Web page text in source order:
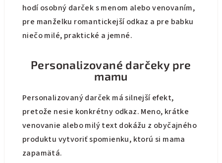
hodí osobný darček s menom alebo venovaním,
pre manželku romantickejší odkaz a pre babku
niečo milé, praktické a jemné.
Personalizované darčeky pre
mamu
Personalizovaný darček má silnejší efekt,
pretože nesie konkrétny odkaz. Meno, krátke
venovanie alebo milý text dokážu z obyčajného
produktu vytvoriť spomienku, ktorú si mama
zapamätá.